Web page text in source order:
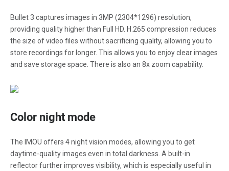
Bullet 3 captures images in 3MP (2304*1296) resolution,
providing quality higher than Full HD. H.265 compression reduces
the size of video files without sacrificing quality, allowing you to
store recordings for longer. This allows you to enjoy clear images
and save storage space. There is also an 8x zoom capability.
Color night mode
The IMOU offers 4 night vision modes, allowing you to get
daytime-quality images even in total darkness. A built-in
reflector further improves visibility, which is especially useful in